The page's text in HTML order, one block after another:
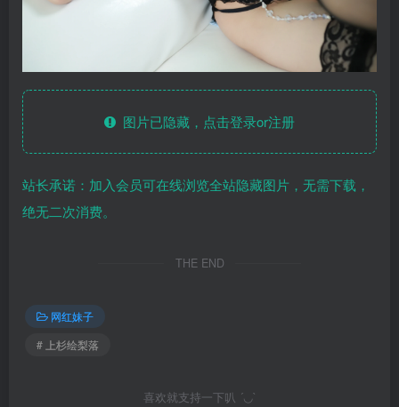
图片已隐藏，点击登录or注册
站长承诺：加入会员可在线浏览全站隐藏图片，无需下载，
绝无二次消费。
THE END
网红妹子
# 上杉绘梨落
喜欢就支持一下叭 ´◡`